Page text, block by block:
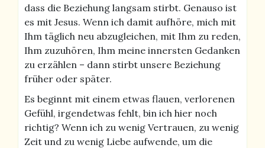
dass die Beziehung langsam stirbt. Genauso ist
es mit Jesus. Wenn ich damit aufhöre, mich mit
Ihm täglich neu abzugleichen, mit Ihm zu reden,
Ihm zuzuhören, Ihm meine innersten Gedanken
zu erzählen – dann stirbt unsere Beziehung
früher oder später.
Es beginnt mit einem etwas flauen, verlorenen
Gefühl, irgendetwas fehlt, bin ich hier noch
richtig? Wenn ich zu wenig Vertrauen, zu wenig
Zeit und zu wenig Liebe aufwende, um die